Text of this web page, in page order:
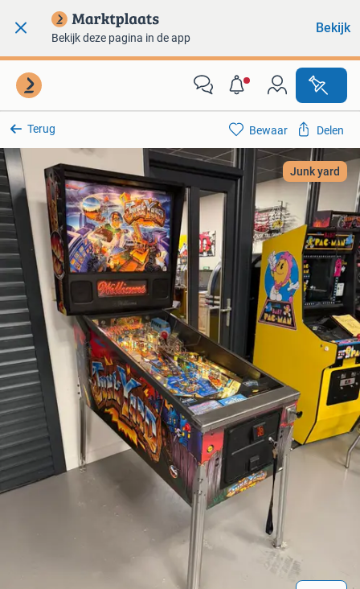
Bekijk deze pagina in de app
Bekijk
Terug
Junk yard
Bewaar Delen